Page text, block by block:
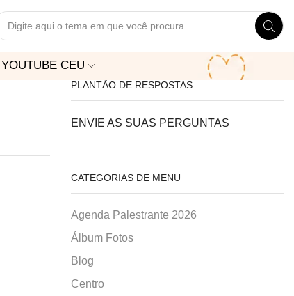
Search
YOUTUBE CEU
PLANTÃO DE RESPOSTAS
ENVIE AS SUAS PERGUNTAS
CATEGORIAS DE MENU
Agenda Palestrante 2026
Álbum Fotos
Blog
Centro